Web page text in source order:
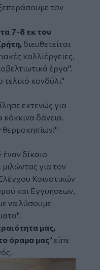
τον
τα 7-8 εκ του
διευθετείται
καλλιέργειες,
έργα".
τελικό κονδύλι"
εκτενώς για
δάνεια.
θερμοκηπίων!"
δίκαιο
για τον
Κοινοτικών
και Εγγυήσεων,
να λύσουμε
μας,
όραμα μας" είπε